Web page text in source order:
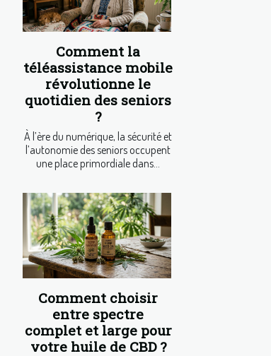
Comment la
téléassistance mobile
révolutionne le
quotidien des seniors
?
À l’ère du numérique, la sécurité et
l’autonomie des seniors occupent
une place primordiale dans...
Comment choisir
entre spectre
complet et large pour
votre huile de CBD ?